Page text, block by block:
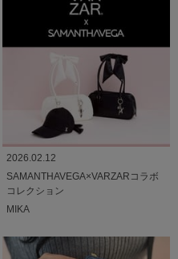
2026.02.12
SAMANTHAVEGA×VARZARコラボ
コレクション
MIKA